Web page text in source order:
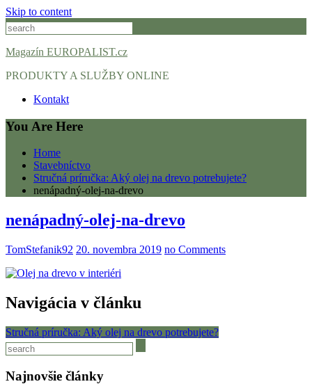
Skip to content
Magazín EUROPALIST.cz
PRODUKTY A SLUŽBY ONLINE
Kontakt
You Are Here
Home
Stavebníctvo
Stručná príručka: Aký olej na drevo potrebujete?
nenápadný-olej-na-drevo
nenápadný-olej-na-drevo
TomStefanik92 20. novembra 2019 no Comments
Navigácia v článku
Stručná príručka: Aký olej na drevo potrebujete?
Najnovšie články